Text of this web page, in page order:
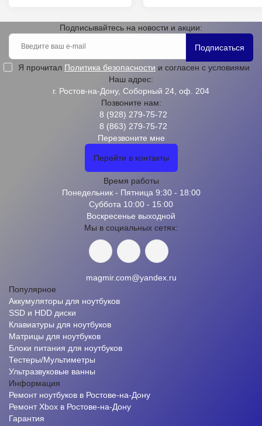
Подписывайтесь на новости и акции:
Подписаться
Я прочитал Политика безопасности и согласен с условиями
Наш адрес:
г. Ростов-на-Дону, Соборный 24, оф. 204
Позвоните нам:
8 (928) 279-75-72
8 (863) 279-75-72
Перезвоните мне
Перейти в контакты
Время работы
Понедельник - Пятница 9:30 - 18:00
Суббота 10:00 - 15:00
Воскресенье выходной
Мы в социальных сетях:
magmir.com@yandex.ru
Популярное
Аккумуляторы для ноутбуков
SSD и HDD диски
Клавиатуры для ноутбуков
Матрицы для ноутбуков
Блоки питания для ноутбуков
Тестеры/Мультиметры
Ультразвуковые ванны
Информация
Ремонт ноутбуков в Ростове-на-Дону
Ремонт Xbox в Ростове-на-Дону
Гарантия